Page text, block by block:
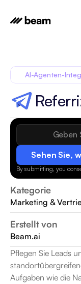
Sehen Sie,
By submitting, you
Kategorie
Marketing &
Erstellt von
Beam.ai
AI-Agenten-
Pflegen Sie Leads
Aufgaben wie die